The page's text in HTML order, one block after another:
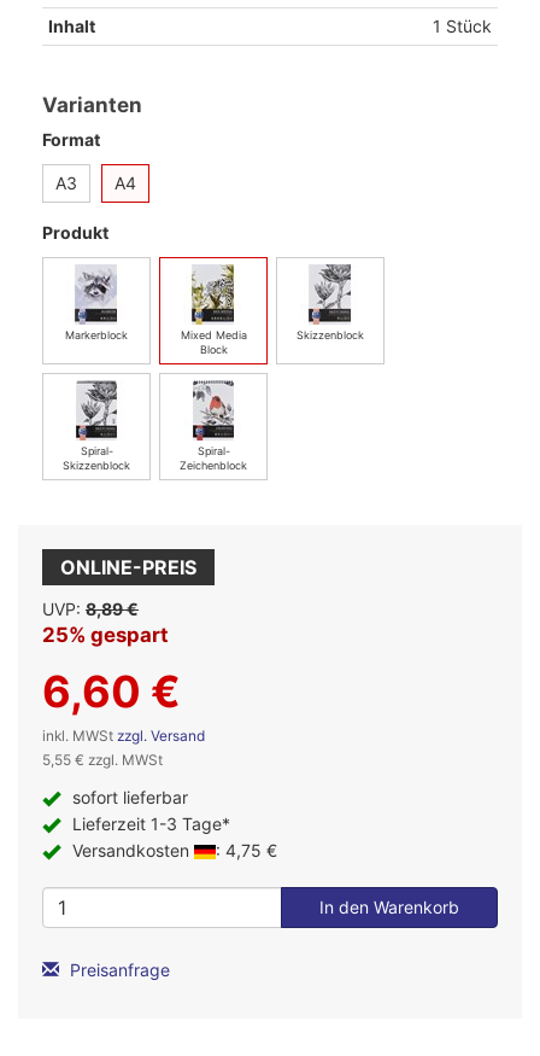
Inhalt
1 Stück
Varianten
Format
A3 A4
Produkt
Markerblock
Mixed Media
Block
Skizzenblock
Spiral-
Skizzenblock
Spiral-
Zeichenblock
ONLINE-PREIS
UVP: 8,89 €
25% gespart
6,60 €
inkl. MWSt zzgl. Versand
5,55 € zzgl. MWSt
sofort lieferbar
Lieferzeit 1-3 Tage*
Versandkosten
: 4,75 €
Preisanfrage